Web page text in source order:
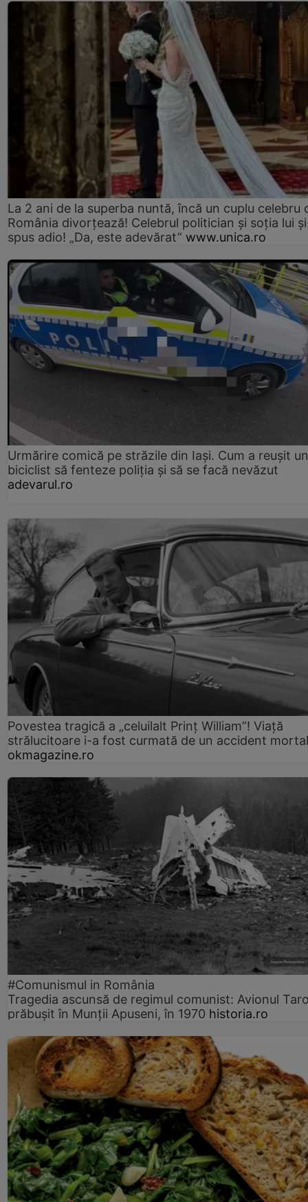
La 2 ani de la superba nuntă, încă un cuplu celebru
România divorțează! Celebrul politician și soția lui
spus adio! „Da, este adevărat” www.unica.ro
Urmărire comică pe străzile din Iași. Cum a reușit un
biciclist să fenteze poliția și să se facă nevăzut
adevarul.ro
Povestea tragică a „celuilalt Prinț William”! Viață
strălucitoare i-a fost curmată de un accident mortal
okmagazine.ro
#Comunismul in România
Tragedia ascunsă de regimul comunist: Avionul
prăbușit în Munții Apuseni, în 1970 historia.ro